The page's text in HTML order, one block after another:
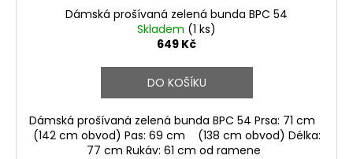
Dámská prošívaná zelená bunda BPC 54
Skladem (1 ks)
649 Kč
DO KOŠÍKU
Dámská prošívaná zelená bunda BPC 54 Prsa: 71 cm
(142 cm obvod) Pas: 69 cm (138 cm obvod) Délka:
77 cm Rukáv: 61 cm od ramene